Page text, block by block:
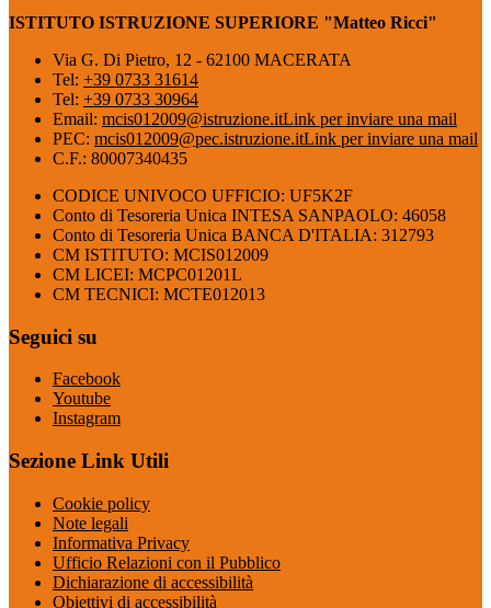
ISTITUTO ISTRUZIONE SUPERIORE "Matteo Ricci"
Via G. Di Pietro, 12 - 62100 MACERATA
Tel: +39 0733 31614
Tel: +39 0733 30964
Email: mcis012009@istruzione.itLink per inviare una mail
PEC: mcis012009@pec.istruzione.itLink per inviare una mail
C.F.: 80007340435
CODICE UNIVOCO UFFICIO: UF5K2F
Conto di Tesoreria Unica INTESA SANPAOLO: 46058
Conto di Tesoreria Unica BANCA D'ITALIA: 312793
CM ISTITUTO: MCIS012009
CM LICEI: MCPC01201L
CM TECNICI: MCTE012013
Seguici su
Facebook
Youtube
Instagram
Sezione Link Utili
Cookie policy
Note legali
Informativa Privacy
Ufficio Relazioni con il Pubblico
Dichiarazione di accessibilità
Obiettivi di accessibilità